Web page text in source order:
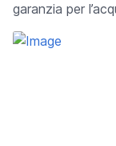
garanzia per